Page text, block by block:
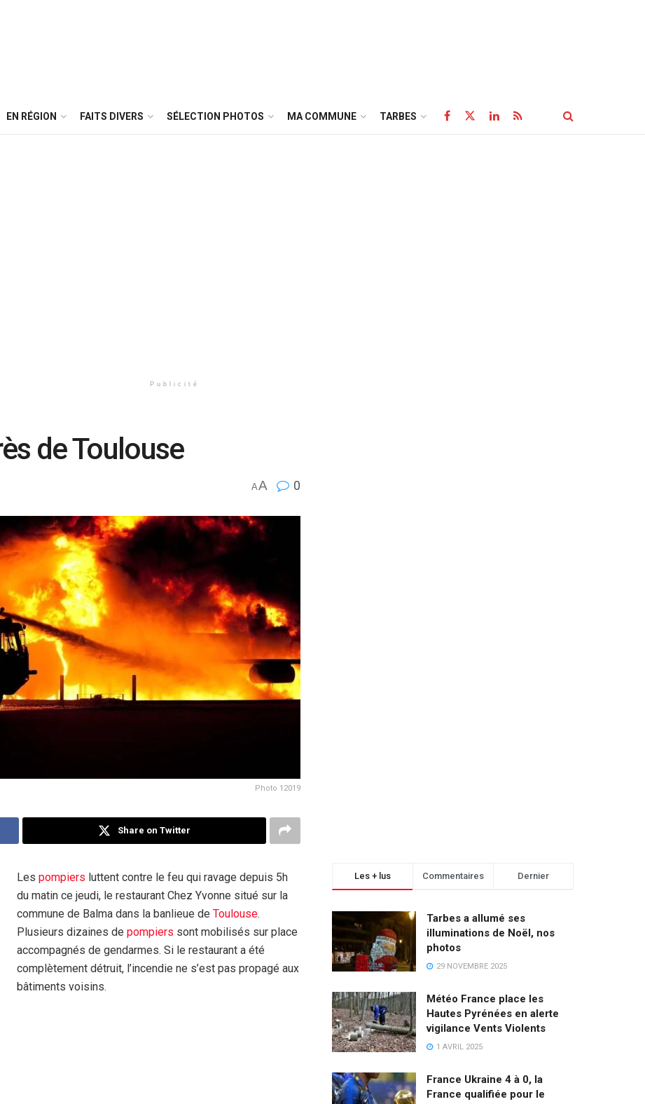
EN RÉGION FAITS DIVERS SÉLECTION PHOTOS MA COMMUNE TARBES
Publicité
de Toulouse
AA 0
Photo 12019
Share on Twitter
Les pompiers luttent contre le feu qui ravage depuis 5h
du matin ce jeudi, le restaurant Chez Yvonne situé sur la
commune de Balma dans la banlieue de Toulouse.
Plusieurs dizaines de pompiers sont mobilisés sur place
accompagnés de gendarmes. Si le restaurant a été
complètement détruit, l’incendie ne s’est pas propagé aux
bâtiments voisins.
Les + lus Commentaires Dernier
Tarbes a allumé ses
illuminations de Noël, nos
photos
29 NOVEMBRE 2025
Météo France place les
Hautes Pyrénées en alerte
vigilance Vents Violents
1 AVRIL 2025
France Ukraine 4 à 0, la
France qualifiée pour le